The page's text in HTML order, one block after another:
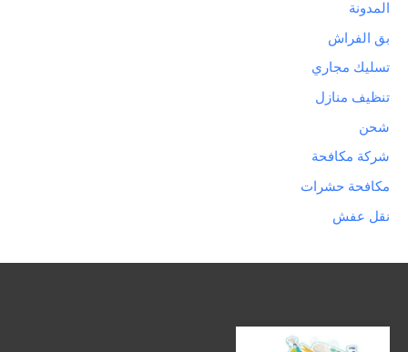
المدونة
بق الفراش
تسليك مجاري
تنظيف منازل
شحن
شركة مكافحة
مكافحة حشرات
نقل عفش